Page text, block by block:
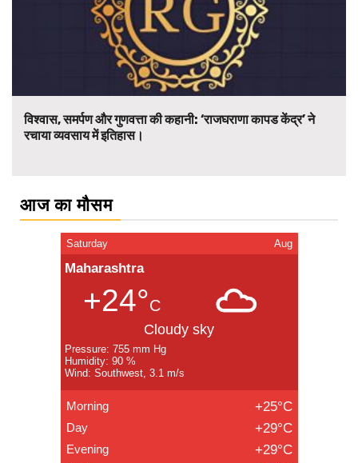
विश्वास, समर्पण और गुणवत्ता की कहानी: ‘राजघराणा कापड केंद्र’ ने
रचाया व्यवसाय में इतिहास।
आज का मौसम
Saturday Aug
Maharashtra
+24°C
Cloudy sky
Pressure: 755 mm Hg
Humidity: 90 %
Wind: Southwest, 3.1 m/s
Morning +25°C
Day +29°C
Evening +29°C